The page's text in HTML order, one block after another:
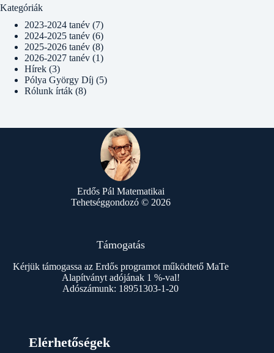
Kategóriák
2023-2024 tanév (7)
2024-2025 tanév (6)
2025-2026 tanév (8)
2026-2027 tanév (1)
Hírek (3)
Pólya György Díj (5)
Rólunk írták (8)
Erdős Pál Matematikai
Tehetséggondozó © 2026
Támogatás
Kérjük támogassa az Erdős programot működtető MaTe
Alapítványt adójának 1 %-val!
Adószámunk: 18951303-1-20
Elérhetőségek